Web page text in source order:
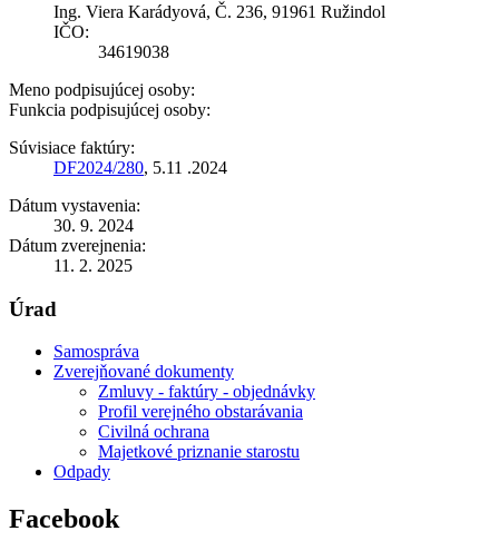
Ing. Viera Karádyová, Č. 236, 91961 Ružindol
IČO:
34619038
Meno podpisujúcej osoby:
Funkcia podpisujúcej osoby:
Súvisiace faktúry:
DF2024/280, 5.11 .2024
Dátum vystavenia:
30. 9. 2024
Dátum zverejnenia:
11. 2. 2025
Úrad
Samospráva
Zverejňované dokumenty
Zmluvy - faktúry - objednávky
Profil verejného obstarávania
Civilná ochrana
Majetkové priznanie starostu
Odpady
Facebook